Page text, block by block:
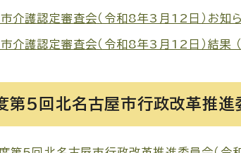
介護認定審査会（令和8年3月12日）お知
介護認定審査会（令和8年3月12日）結果
第5回北名古屋市行政改革推進